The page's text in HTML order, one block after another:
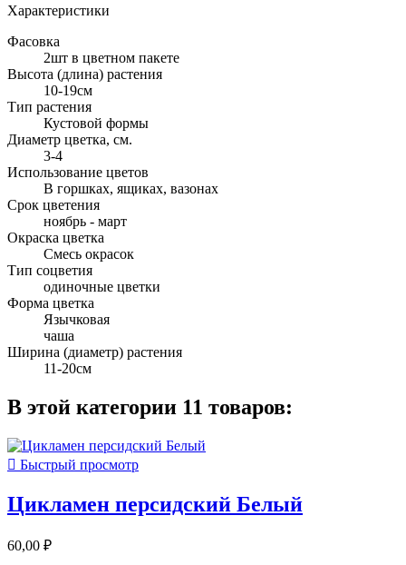
Характеристики
Фасовка
2шт в цветном пакете
Высота (длина) растения
10-19см
Тип растения
Кустовой формы
Диаметр цветка, см.
3-4
Использование цветов
В горшках, ящиках, вазонах
Срок цветения
ноябрь - март
Окраска цветка
Смесь окрасок
Тип соцветия
одиночные цветки
Форма цветка
Язычковая
чаша
Ширина (диаметр) растения
11-20см
В этой категории 11 товаров:
 Быстрый просмотр
Цикламен персидский Белый
60,00 ₽